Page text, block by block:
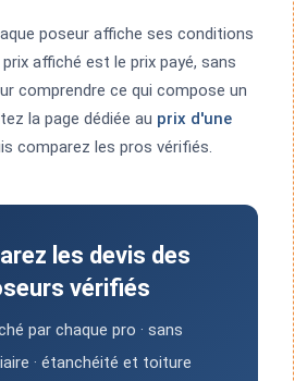
poseur affiche ses conditions
affiché est le prix payé, sans
comprendre ce qui compose un
la page dédiée au prix d'une
comparez les pros vérifiés.
les devis des
vérifiés
par chaque pro · sans
· étanchéité et toiture